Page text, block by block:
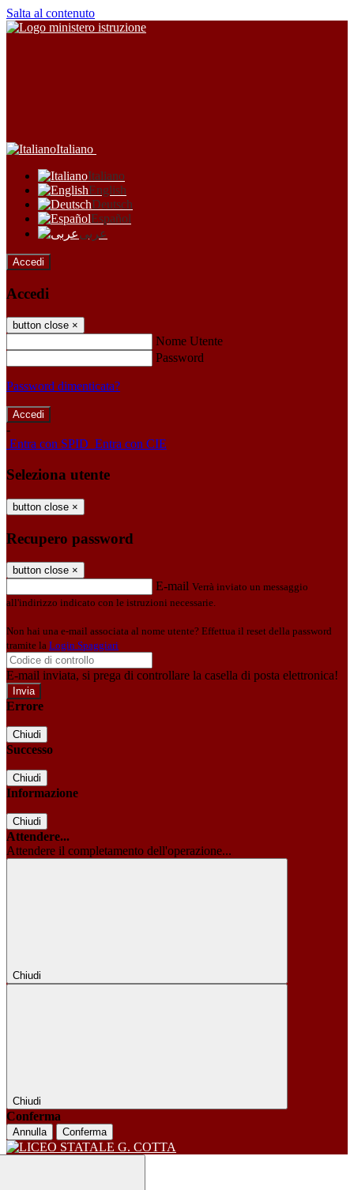
Salta al contenuto
Italiano
Italiano
English
Deutsch
Español
عربى
Accedi
Accedi
button close ×
Nome Utente
Password
Password dimenticata?
-
Entra con SPID Entra con CIE
Seleziona utente
button close ×
Recupero password
button close ×
E-mail Verrà inviato un messaggio
all'indirizzo indicato con le istruzioni necessarie.
Non hai una e-mail associata al nome utente? Effettua il reset della password
tramite la Login Spaggiari
E-mail inviata, si prega di controllare la casella di posta elettronica!
Errore
Chiudi
Successo
Chiudi
Informazione
Chiudi
Attendere...
Attendere il completamento dell'operazione...
Chiudi
Chiudi
Conferma
Annulla Conferma